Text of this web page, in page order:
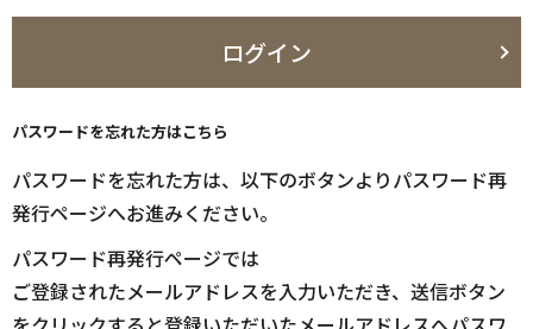
ログイン
パスワードを忘れた方はこちら
パスワードを忘れた方は、以下のボタンよりパスワード再
発行ページへお進みください。
パスワード再発行ページでは
ご登録されたメールアドレスを入力いただき、送信ボタン